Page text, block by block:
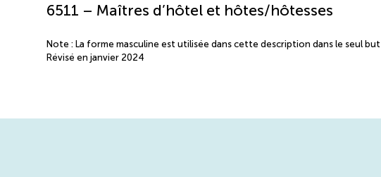
6511 – Maîtres d’hôtel et hôtes/hôtesses
Note : La forme masculine est utilisée dans cette description dans le seul
Révisé en janvier 2024